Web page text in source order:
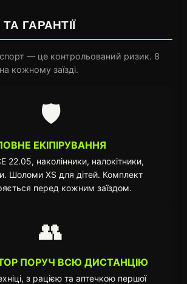
ГАРАНТІЇ
— це контрольований ризик. 8
кожному заїзді.
🛡️
ЕКІПІРУВАННЯ
22.05, наколінники, налокітники,
Шоломи XS для дітей. Комплект
перед кожним заїздом.
👥
ПОРУЧ ВСЮ ДИСТАНЦІЮ
з рацією та аптечкою першої